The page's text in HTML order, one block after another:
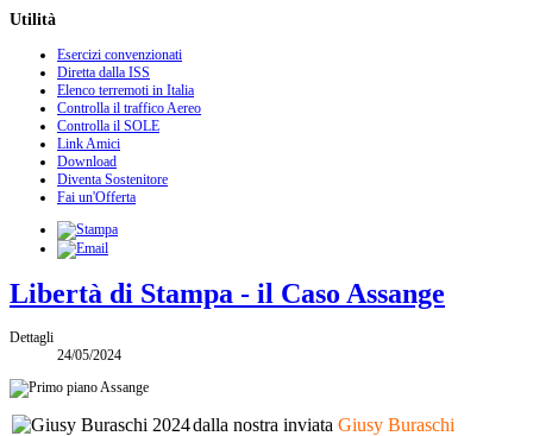
Utilità
Esercizi convenzionati
Diretta dalla ISS
Elenco terremoti in Italia
Controlla il traffico Aereo
Controlla il SOLE
Link Amici
Download
Diventa Sostenitore
Fai un'Offerta
Libertà di Stampa - il Caso Assange
Dettagli
24/05/2024
dalla nostra inviata Giusy Buraschi